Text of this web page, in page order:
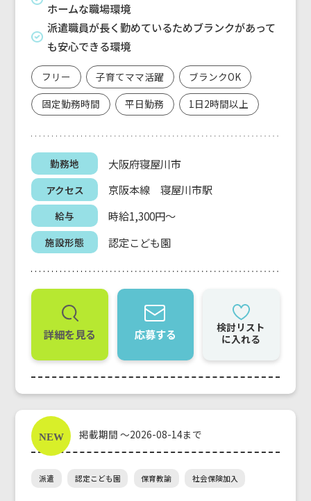
ホームな職場環境
派遣職員が長く勤めているためブランクがあって
も安心できる環境
フリー 子育てママ活躍
ブランクOK
固定勤務時間
平日勤務 1日2時間以上
勤務地 大阪府寝屋川市
アクセス 京阪本線 寝屋川市駅
給与 時給1,300円～
施設形態 認定こども園
詳細を見る 応募する
検討リスト
に入れる
掲載期間 ～2026-08-14まで
派遣 認定こども園 保育教諭 社会保険加入